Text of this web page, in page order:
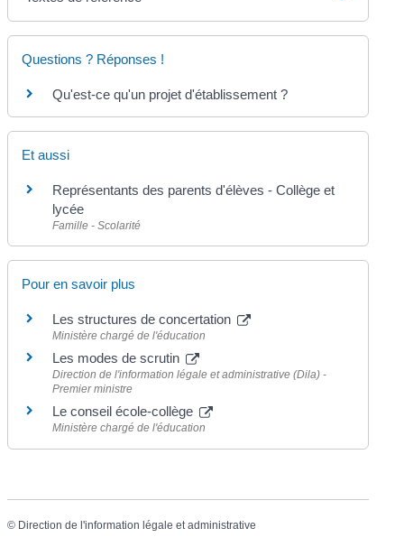
Questions ? Réponses !
Qu'est-ce qu'un projet d'établissement ?
Et aussi
Représentants des parents d'élèves - Collège et
lycée
Famille - Scolarité
Pour en savoir plus
Les structures de concertation
Ministère chargé de l'éducation
Les modes de scrutin
Direction de l'information légale et administrative (Dila) -
Premier ministre
Le conseil école-collège
Ministère chargé de l'éducation
© Direction de l'information légale et administrative